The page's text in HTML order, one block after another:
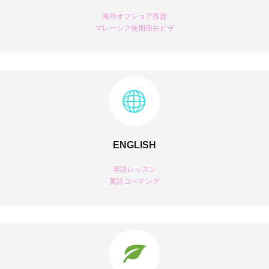
海外オフショア投資
マレーシア長期滞在ビザ
ENGLISH
英語レッスン
英語コーチング